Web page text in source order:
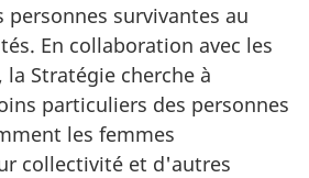
personnes survivantes au
En collaboration avec les
Stratégie cherche à
particuliers des personnes
les femmes
collectivité et d'autres